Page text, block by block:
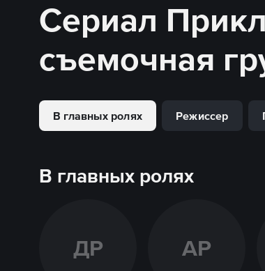
Сериал
съемочная
В главных ролях Режиссер
В главных ролях
ДР АР